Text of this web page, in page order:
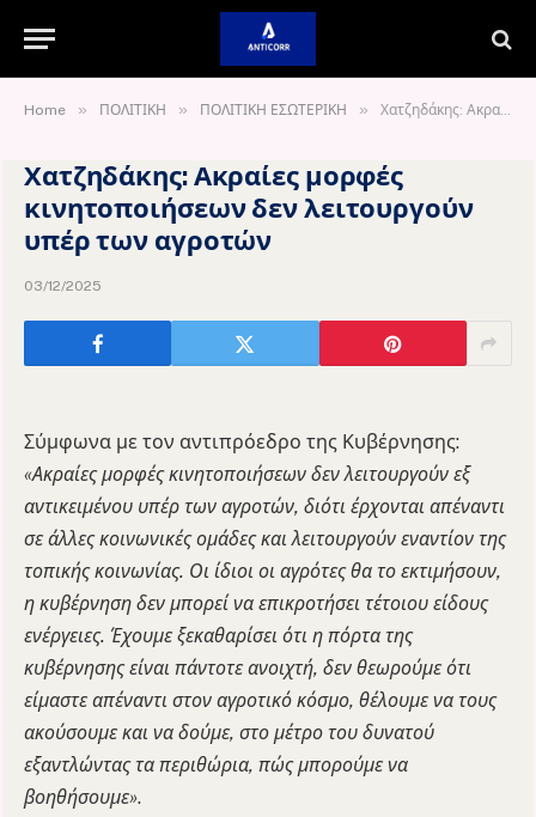
Home » ΠΟΛΙΤΙΚΗ » ΠΟΛΙΤΙΚΗ ΕΣΩΤΕΡΙΚΗ » Χατζηδάκης: Ακραίες μορφές κινητοποιήσεων δεν λειτουργούν υπέρ των αγροτών
Χατζηδάκης: Ακραίες μορφές
κινητοποιήσεων δεν λειτουργούν
υπέρ των αγροτών
03/12/2025
Σύμφωνα με τον αντιπρόεδρο της Κυβέρνησης:
«Ακραίες μορφές κινητοποιήσεων δεν λειτουργούν εξ
αντικειμένου υπέρ των αγροτών, διότι έρχονται απέναντι
σε άλλες κοινωνικές ομάδες και λειτουργούν εναντίον της
τοπικής κοινωνίας. Οι ίδιοι οι αγρότες θα το εκτιμήσουν,
η κυβέρνηση δεν μπορεί να επικροτήσει τέτοιου είδους
ενέργειες. Έχουμε ξεκαθαρίσει ότι η πόρτα της
κυβέρνησης είναι πάντοτε ανοιχτή, δεν θεωρούμε ότι
είμαστε απέναντι στον αγροτικό κόσμο, θέλουμε να τους
ακούσουμε και να δούμε, στο μέτρο του δυνατού
εξαντλώντας τα περιθώρια, πώς μπορούμε να
βοηθήσουμε».